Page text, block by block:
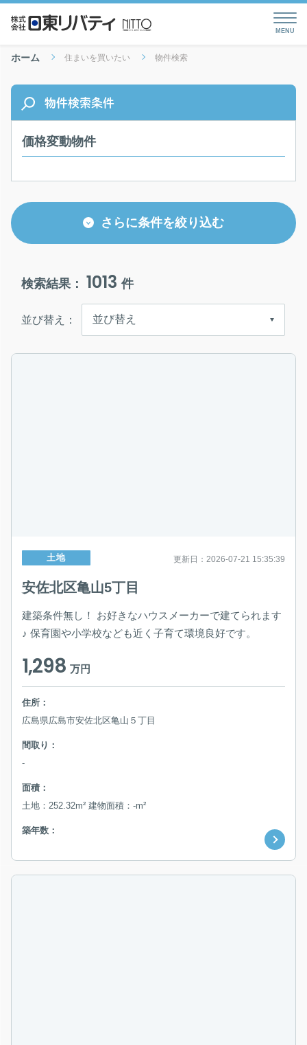
ホーム 住まいを買いたい 物件検索
物件検索条件
価格変動物件
さらに条件を絞り込む
検索結果： 1013 件
並び替え：
土地 更新日：2026-07-21 15:35:39
安佐北区亀山5丁目
建築条件無し！ お好きなハウスメーカーで建てられます
♪ 保育園や小学校なども近く子育て環境良好です。
1,298万円
住所：
広島県広島市安佐北区亀山５丁目
間取り：
-
面積：
土地：252.32m² 建物面積：-m²
築年数：